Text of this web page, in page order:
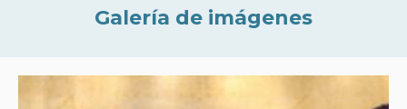
Galería de imágenes